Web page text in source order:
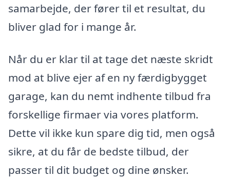
samarbejde, der fører til et resultat, du
bliver glad for i mange år.
Når du er klar til at tage det næste skridt
mod at blive ejer af en ny færdigbygget
garage, kan du nemt indhente tilbud fra
forskellige firmaer via vores platform.
Dette vil ikke kun spare dig tid, men også
sikre, at du får de bedste tilbud, der
passer til dit budget og dine ønsker.